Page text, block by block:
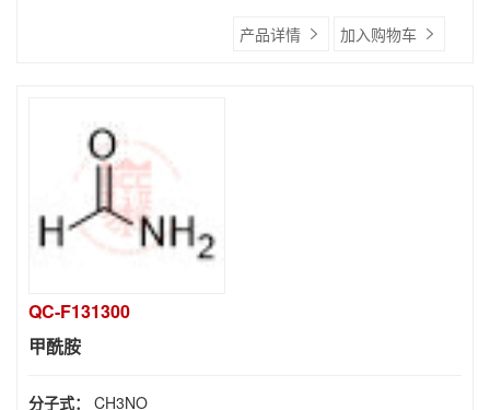
产品详情 加入购物车
QC-F131300
甲酰胺
分子式： CH3NO